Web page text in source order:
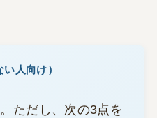
人向け）
ただし、次の3点を